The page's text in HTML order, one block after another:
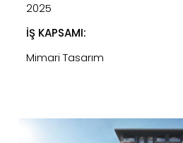
2025
İŞ KAPSAMI:
Mimari Tasarım